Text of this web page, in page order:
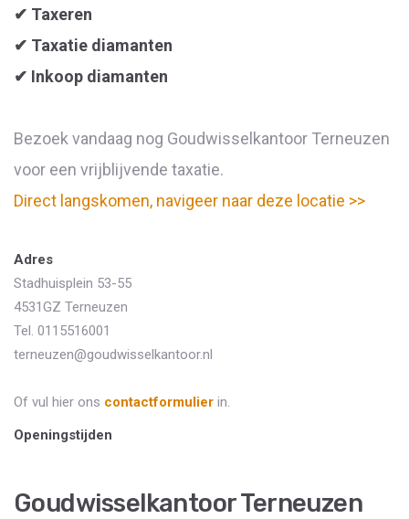
✔ Taxeren
✔ Taxatie diamanten
✔ Inkoop diamanten
Bezoek vandaag nog Goudwisselkantoor Terneuzen
voor een vrijblijvende taxatie.
Direct langskomen, navigeer naar deze locatie >>
Adres
Stadhuisplein 53-55
4531GZ Terneuzen
Tel. 0115516001
terneuzen@goudwisselkantoor.nl
Of vul hier ons contactformulier in.
Openingstijden
Goudwisselkantoor Terneuzen